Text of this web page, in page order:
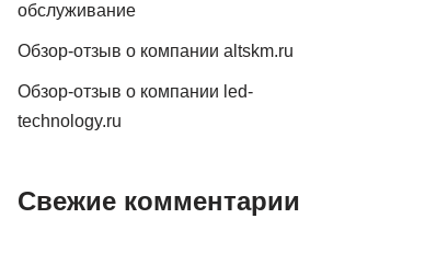
обслуживание
Обзор-отзыв о компании altskm.ru
Обзор-отзыв о компании led-
technology.ru
Свежие комментарии